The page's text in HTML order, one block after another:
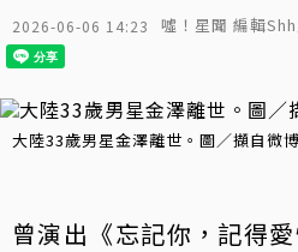
2026-06-06 14:23 噓！星聞 編輯
大陸33歲男星金澤離世。圖／擷自微
曾演出《忘記你，記得